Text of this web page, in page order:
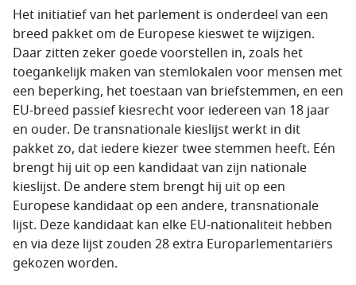
Het initiatief van het parlement is onderdeel van een
breed pakket om de Europese kieswet te wijzigen.
Daar zitten zeker goede voorstellen in, zoals het
toegankelijk maken van stemlokalen voor mensen met
een beperking, het toestaan van briefstemmen, en een
EU-breed passief kiesrecht voor iedereen van 18 jaar
en ouder. De transnationale kieslijst werkt in dit
pakket zo, dat iedere kiezer twee stemmen heeft. Eén
brengt hij uit op een kandidaat van zijn nationale
kieslijst. De andere stem brengt hij uit op een
Europese kandidaat op een andere, transnationale
lijst. Deze kandidaat kan elke EU-nationaliteit hebben
en via deze lijst zouden 28 extra Europarlementariërs
gekozen worden.